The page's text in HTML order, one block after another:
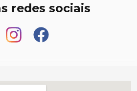
redes sociais